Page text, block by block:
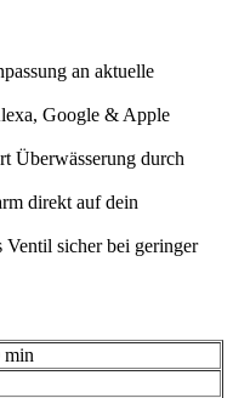
an aktuelle
Google & Apple
Überwässerung durch
direkt auf dein
Ventil sicher bei geringer
min